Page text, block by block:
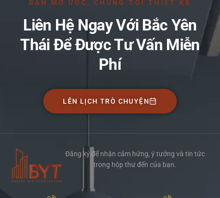
BẠN MƠ ƯỚC, CHÚNG TÔI THIẾT KẾ
Liên Hệ Ngay Với Bắc Yên
Thái Để Được Tư Vấn Miễn
Phí
LÊN LỊCH TRÒ CHUYỆN
Đăng ký để nhận cảm hứng, ý tưởng và tin tức
trong hộp thư đến của bạn.